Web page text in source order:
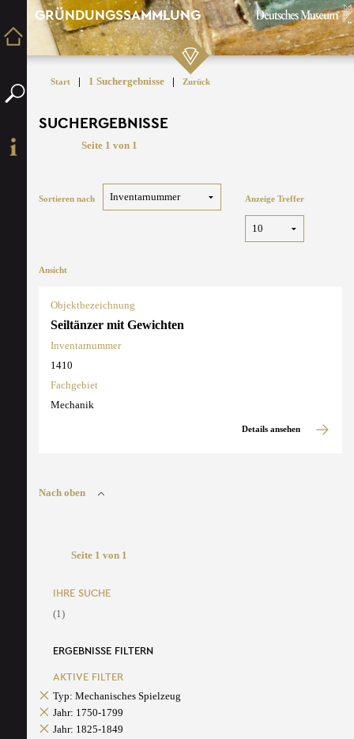
GRÜNDUNGSSAMMLUNG
Start | 1 Suchergebnisse | Zurück
SUCHERGEBNISSE
Seite 1 von 1
Sortieren nach Anzeige Treffer
Ansicht
Objektbezeichnung
Seiltänzer mit Gewichten
Inventarnummer
1410
Fachgebiet
Mechanik
Details ansehen
Nach oben
Seite 1 von 1
IHRE SUCHE
(1)
ERGEBNISSE FILTERN
AKTIVE FILTER
Typ: Mechanisches Spielzeug
Jahr: 1750-1799
Jahr: 1825-1849